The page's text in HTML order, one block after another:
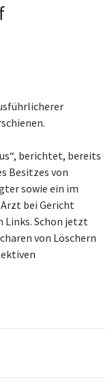
berichtet, bereits
Besitzes von
sowie ein im
bei Gericht
Links. Schon jetzt
von Löschern